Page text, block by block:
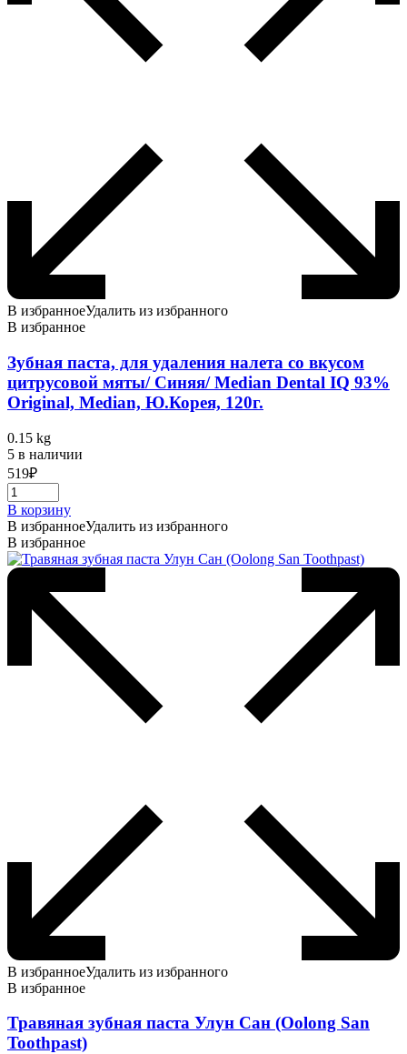
В избранноеУдалить из избранного
В избранное
Зубная паста, для удаления налета со вкусом
цитрусовой мяты/ Синяя/ Median Dental IQ 93%
Original, Median, Ю.Корея, 120г.
0.15 kg
5 в наличии
519₽
В корзину
В избранноеУдалить из избранного
В избранное
В избранноеУдалить из избранного
В избранное
Травяная зубная паста Улун Сан (Oolong San
Toothpast)